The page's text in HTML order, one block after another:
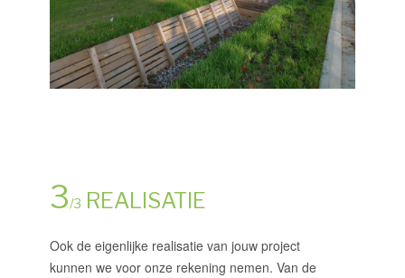
3/3 REALISATIE
Ook de eigenlijke realisatie van jouw project
kunnen we voor onze rekening nemen. Van de